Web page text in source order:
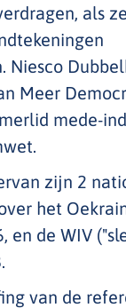
als
Niesco
Meer
mede-
zijn 2
het
en de WIV
van de